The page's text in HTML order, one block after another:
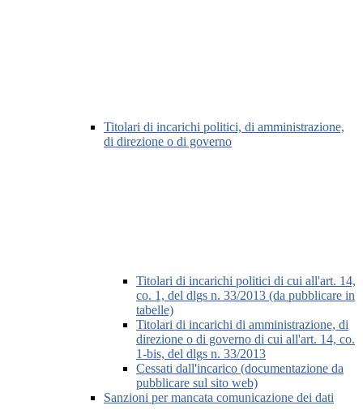
Titolari di incarichi politici, di amministrazione,
di direzione o di governo
Titolari di incarichi politici di cui all'art. 14,
co. 1, del dlgs n. 33/2013 (da pubblicare in
tabelle)
Titolari di incarichi di amministrazione, di
direzione o di governo di cui all'art. 14, co.
1-bis, del dlgs n. 33/2013
Cessati dall'incarico (documentazione da
pubblicare sul sito web)
Sanzioni per mancata comunicazione dei dati